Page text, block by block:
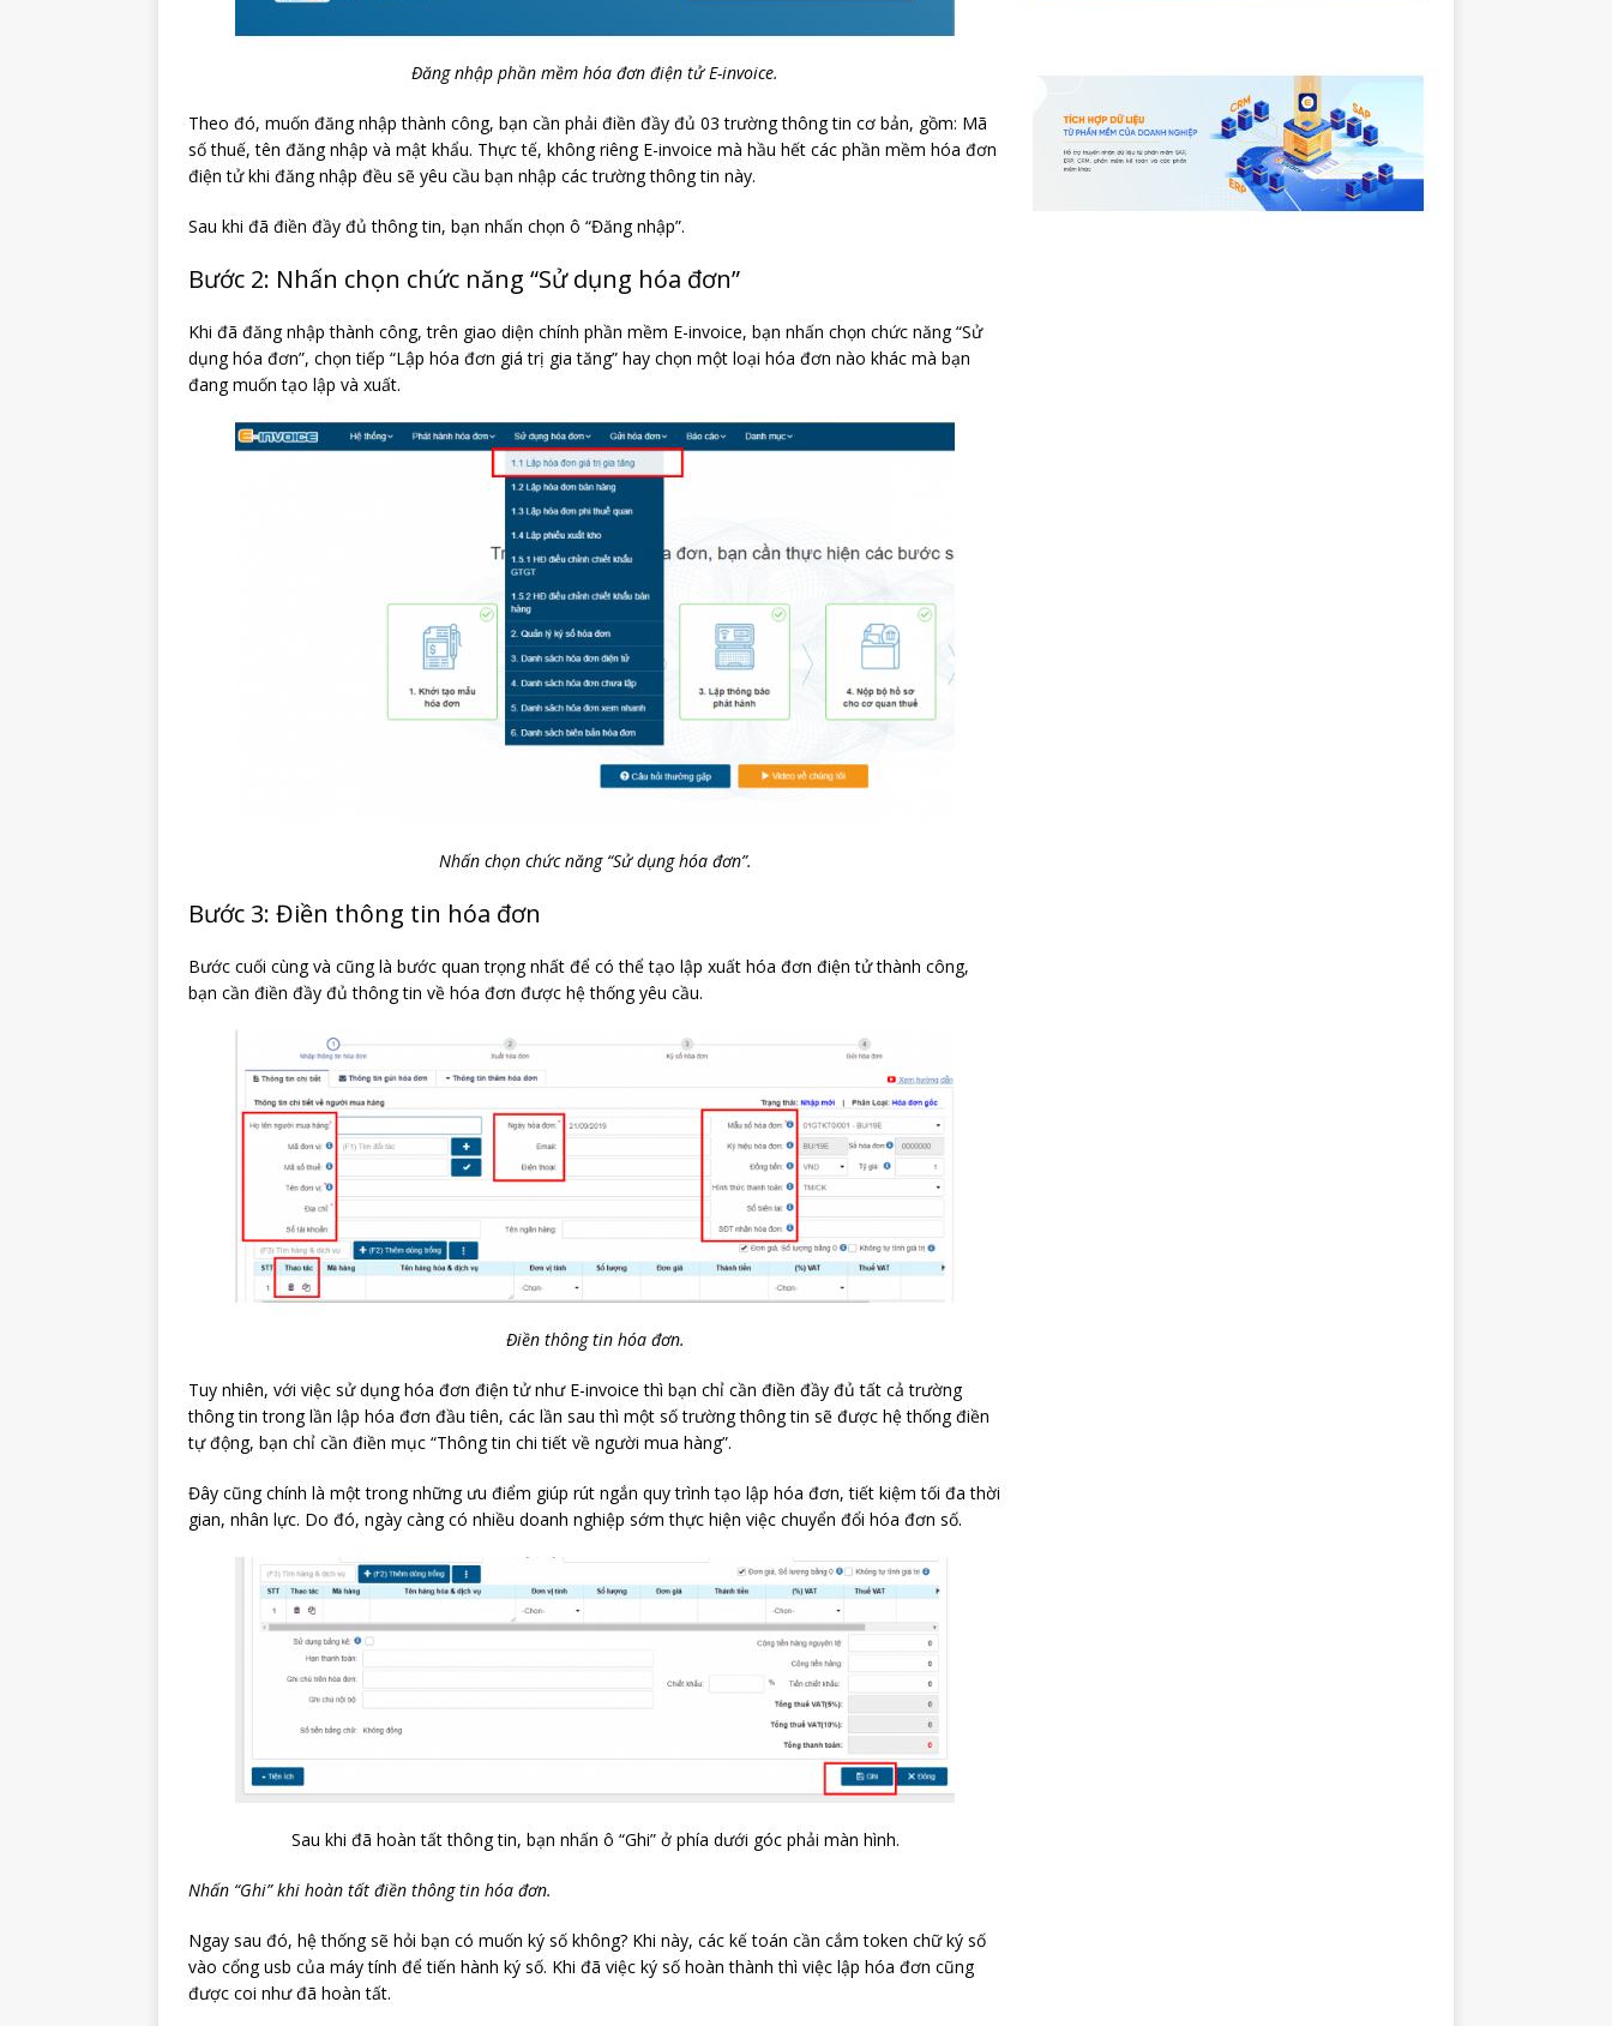
Đăng nhập phần mềm hóa đơn điện tử E-invoice.
Theo đó, muốn đăng nhập thành công, bạn cần phải điền đầy đủ 03 trường thông tin cơ bản, gồm: Mã
số thuế, tên đăng nhập và mật khẩu. Thực tế, không riêng E-invoice mà hầu hết các phần mềm hóa đơn
điện tử khi đăng nhập đều sẽ yêu cầu bạn nhập các trường thông tin này.
Sau khi đã điền đầy đủ thông tin, bạn nhấn chọn ô “Đăng nhập”.
Bước 2: Nhấn chọn chức năng “Sử dụng hóa đơn”
Khi đã đăng nhập thành công, trên giao diện chính phần mềm E-invoice, bạn nhấn chọn chức năng “Sử
dụng hóa đơn”, chọn tiếp “Lập hóa đơn giá trị gia tăng” hay chọn một loại hóa đơn nào khác mà bạn
đang muốn tạo lập và xuất.
Nhấn chọn chức năng “Sử dụng hóa đơn”.
Bước 3: Điền thông tin hóa đơn
Bước cuối cùng và cũng là bước quan trọng nhất để có thể tạo lập xuất hóa đơn điện tử thành công,
bạn cần điền đầy đủ thông tin về hóa đơn được hệ thống yêu cầu.
Điền thông tin hóa đơn.
Tuy nhiên, với việc sử dụng hóa đơn điện tử như E-invoice thì bạn chỉ cần điền đầy đủ tất cả trường
thông tin trong lần lập hóa đơn đầu tiên, các lần sau thì một số trường thông tin sẽ được hệ thống điền
tự động, bạn chỉ cần điền mục “Thông tin chi tiết về người mua hàng”.
Đây cũng chính là một trong những ưu điểm giúp rút ngắn quy trình tạo lập hóa đơn, tiết kiệm tối đa thời
gian, nhân lực. Do đó, ngày càng có nhiều doanh nghiệp sớm thực hiện việc chuyển đổi hóa đơn số.
Sau khi đã hoàn tất thông tin, bạn nhấn ô “Ghi” ở phía dưới góc phải màn hình.
Nhấn “Ghi” khi hoàn tất điền thông tin hóa đơn.
Ngay sau đó, hệ thống sẽ hỏi bạn có muốn ký số không? Khi này, các kế toán cần cắm token chữ ký số
vào cổng usb của máy tính để tiến hành ký số. Khi đã việc ký số hoàn thành thì việc lập hóa đơn cũng
được coi như đã hoàn tất.